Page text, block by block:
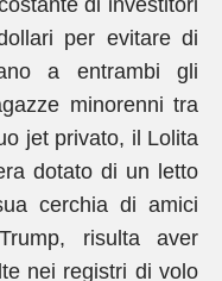
di investitori
per evitare di
a entrambi gli
minorenni tra
jet privato, il Lolita
dotato di un letto
cerchia di amici
risulta aver
nei registri di volo